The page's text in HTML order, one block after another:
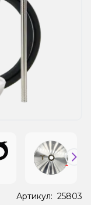
Артикул: 25803